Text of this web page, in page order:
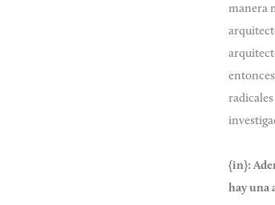
manera
{in}:
hay una